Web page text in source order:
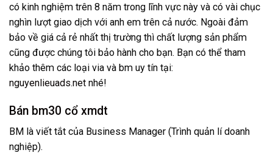
có kinh nghiệm trên 8 năm trong lĩnh vực này và có vài chục
nghìn lượt giao dịch với anh em trên cả nước. Ngoài đảm
bảo về giá cả rẻ nhất thị trường thì chất lượng sản phẩm
cũng được chúng tôi bảo hành cho bạn. Bạn có thể tham
khảo thêm các loại via và bm uy tín tại:
nguyenlieuads.net nhé!
Bán bm30 cổ xmdt
BM là viết tắt của Business Manager (Trình quản lí doanh
nghiệp).